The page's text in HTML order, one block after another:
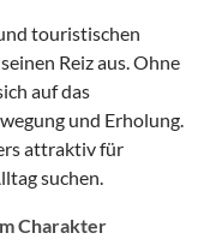
touristischen
Reiz aus. Ohne
auf das
und Erholung.
attraktiv für
suchen.
Charakter